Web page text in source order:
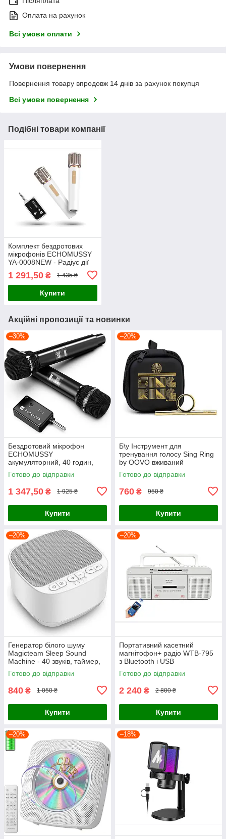
Оплата на рахунок
Всі умови оплати
Умови повернення
Повернення товару впродовж 14 днів за рахунок покупця
Всі умови повернення
Подібні товари компанії
Комплект бездротових
мікрофонів ECHOMUSSY
YA-0008NEW - Радіус дії
зарядка USB-C, для
караоке и вечірок
1 291,50 ₴ 1 435 ₴
Купити
Акційні пропозиції та новинки
–30%
Бездротовий мікрофон
ECHOMUSSY
акумуляторний, 40 годин,
радіус дії 60 метрів 2IШт
Готово до відправки
1 347,50 ₴ 1 925 ₴
Купити
–20%
Б\у Інструмент для
тренування голосу Sing Ring
by OOVO вживаний
Готово до відправки
760 ₴ 950 ₴
Купити
–20%
Генератор білого шуму
Magicteam Sleep Sound
Machine - 40 звуків, таймер,
пам'ять
Готово до відправки
840 ₴ 1 050 ₴
Купити
–20%
Портативний касетний
магнітофон+ радіо WTB-795
з Bluetooth і USB
Готово до відправки
2 240 ₴ 2 800 ₴
Купити
–20% –18%